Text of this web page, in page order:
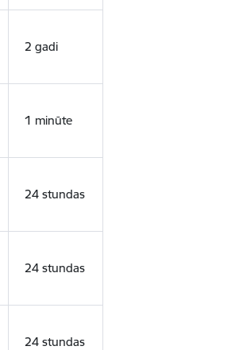
2 gadi
1 minūte
24 stundas
24 stundas
24 stundas